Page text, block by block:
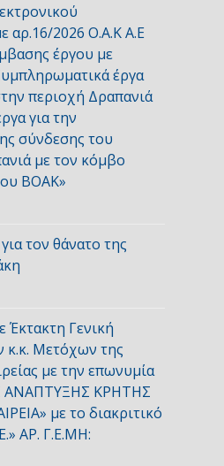
αρ.16/2026 Ο.Α.Κ Α.Ε
έργου με
έργα
περιοχή Δραπανιά
για την
σύνδεσης του
με τον κόμβο
ΒΟΑΚ»
τον θάνατο της
Γενική
κ.κ. Μετόχων της
με την επωνυμία
ΑΝΑΠΤΥΞΗΣ ΚΡΗΤΗΣ
με το διακριτικό
ΑΡ. Γ.Ε.ΜΗ: